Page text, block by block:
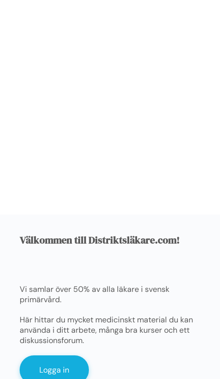
Välkommen till Distriktsläkare.com!
Vi samlar över 50% av alla läkare i svensk
primärvård.
Här hittar du mycket medicinskt material du kan
använda i ditt arbete, många bra kurser och ett
diskussionsforum.
Logga in